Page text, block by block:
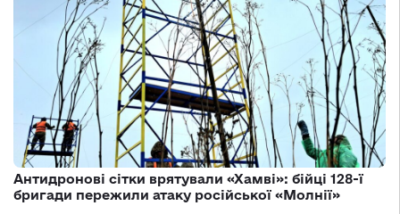
Антидронові сітки врятували «Хамві»: бійці 128-ї
бригади пережили атаку російської «Молнії»